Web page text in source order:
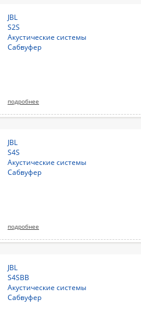
JBL
S2S
Акустические системы
Сабвуфер
подробнее
JBL
S4S
Акустические системы
Сабвуфер
подробнее
JBL
S4SBB
Акустические системы
Сабвуфер